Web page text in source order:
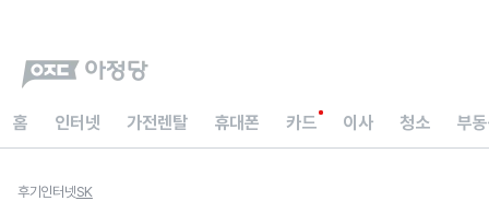
홈 인터넷 가전렌탈 휴대폰 카드 이사 청소 부
후기 인터넷SK